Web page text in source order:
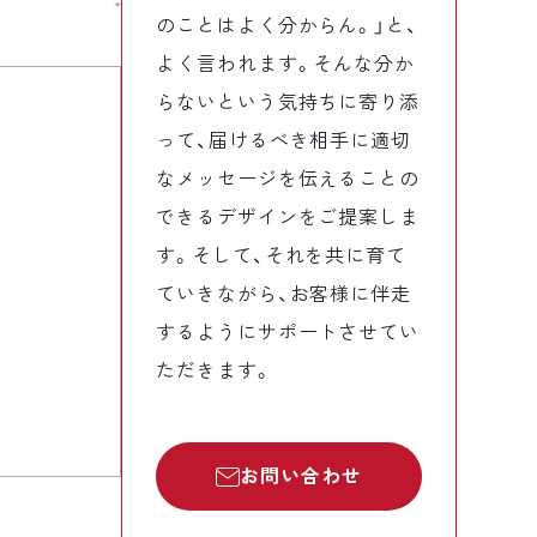
のことはよく分からん。」と、
よく言われます。そんな分か
らないという気持ちに寄り添
って、届けるべき相手に適切
なメッセージを伝えることの
できるデザインをご提案しま
す。そして、それを共に育て
ていきながら、お客様に伴走
するようにサポートさせてい
ただきます。
お問い合わせ